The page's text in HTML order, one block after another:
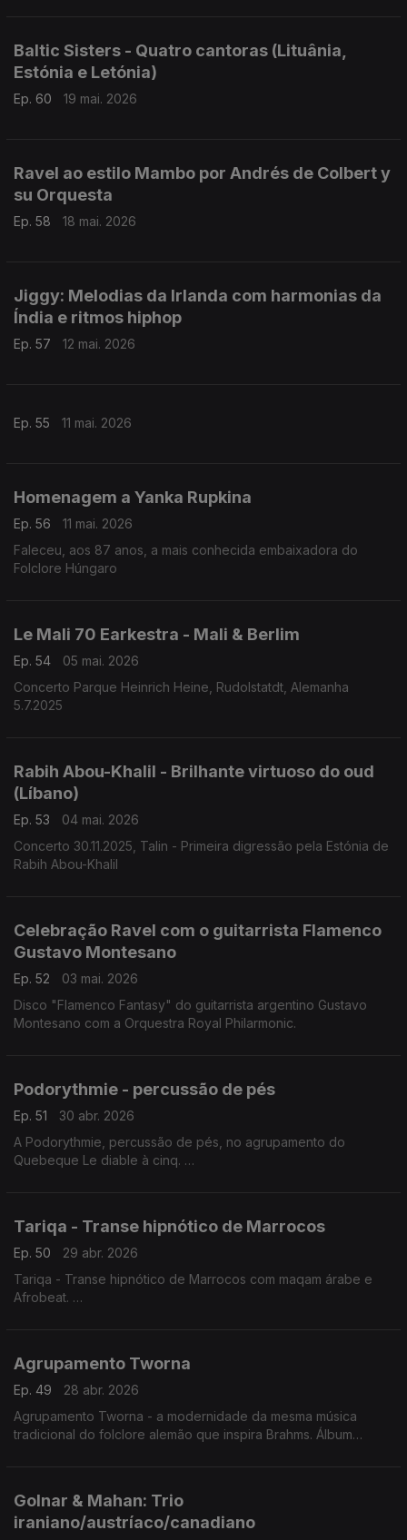
Baltic Sisters - Quatro cantoras (Lituânia,
Estónia e Letónia)
Ep. 60 19 mai. 2026
Ravel ao estilo Mambo por Andrés de Colbert y
su Orquesta
Ep. 58 18 mai. 2026
Jiggy: Melodias da Irlanda com harmonias da
Índia e ritmos hiphop
Ep. 57 12 mai. 2026
Ep. 55 11 mai. 2026
Homenagem a Yanka Rupkina
Ep. 56
11 mai. 2026
Faleceu, aos 87 anos, a mais conhecida embaixadora do
Folclore Húngaro
Le Mali 70 Earkestra - Mali & Berlim
Ep. 54
05 mai. 2026
Concerto Parque Heinrich Heine, Rudolstatdt, Alemanha
5.7.2025
Rabih Abou-Khalil - Brilhante virtuoso do oud
(Líbano)
Ep. 53
04 mai. 2026
Concerto 30.11.2025, Talin - Primeira digressão pela Estónia de
Rabih Abou-Khalil
Celebração Ravel com o guitarrista Flamenco
Gustavo Montesano
Ep. 52
03 mai. 2026
Disco "Flamenco Fantasy" do guitarrista argentino Gustavo
Montesano com a Orquestra Royal Philarmonic.
Podorythmie - percussão de pés
Ep. 51
30 abr. 2026
A Podorythmie, percussão de pés, no agrupamento do
Quebeque Le diable à cinq.
Tariqa - Transe hipnótico de Marrocos
Ep. 50
29 abr. 2026
Tariqa - Transe hipnótico de Marrocos com maqam árabe e
Afrobeat.
Agrupamento Tworna
Ep. 49
28 abr. 2026
Agrupamento Tworna - a modernidade da mesma música
tradicional do folclore alemão que inspira Brahms. Álbum
Golnar & Mahan: Trio
iraniano/austríaco/canadiano